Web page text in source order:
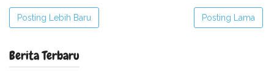
Posting Lebih Baru Posting Lama
Berita Terbaru